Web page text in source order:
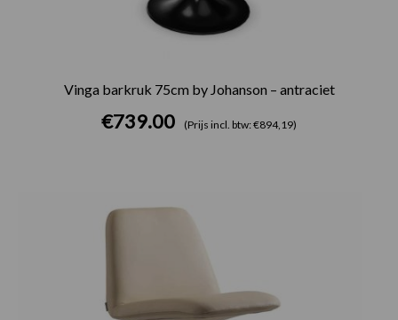
Vinga barkruk 75cm by Johanson – antraciet
€739.00 (Prijs incl. btw: €894,19)